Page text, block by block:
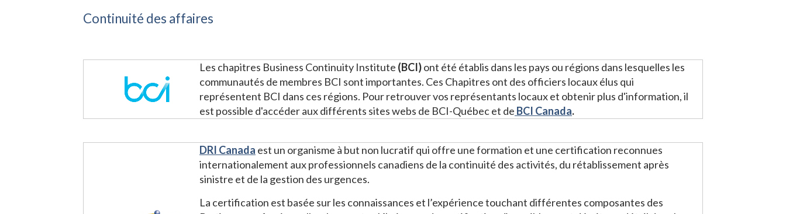
Continuité des affaires
Les chapitres Business Continuity Institute (BCI)ont été établis dans les pays ou régions dans lesquelles les
communautés de membres BCI sont importantes. Ces Chapitres ont des officiers locaux élus qui
représentent BCI dans ces régions. Pour retrouver vos représentants locaux et obtenir plus d'information, il
est possible d'accéder aux différents sites webs de BCI-Québec et de BCI Canada.
DRI Canada est un organisme à but non lucratif qui offre une formation et une certification reconnues
internationalement aux professionnels canadiens de la continuité des activités, du rétablissement après
sinistre et de la gestion des urgences.
La certification est basée sur les connaissances et l’expérience touchant différentes composantes des